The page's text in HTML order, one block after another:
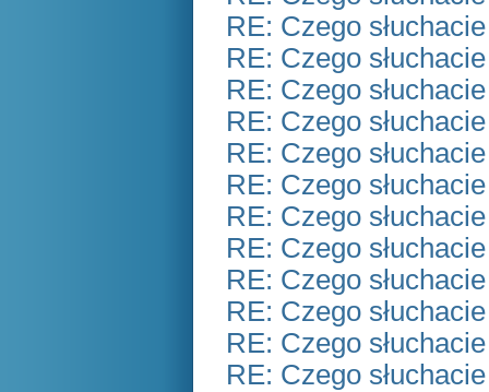
RE: Czego
RE: Czego
RE: Czego
RE: Czego
RE: Czego
RE: Czego
RE: Czego
RE: Czego
RE: Czego
RE: Czego
RE: Czego
RE: Czego